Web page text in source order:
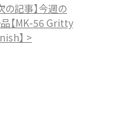
の記事】今週の
【MK-56 Gritty
】 >